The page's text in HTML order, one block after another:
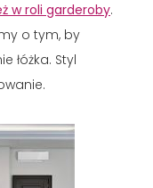
w roli garderoby.
o tym, by
łóżka. Styl